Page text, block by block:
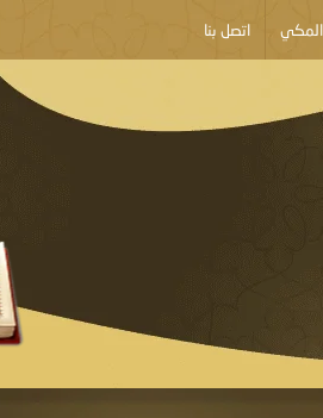
المكي اتصل بنا